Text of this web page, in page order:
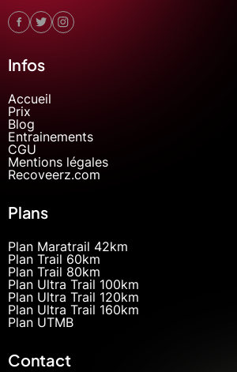
Infos
Accueil
Prix
Blog
Entrainements
CGU
Mentions légales
Recoveerz.com
Plans
Plan Maratrail 42km
Plan Trail 60km
Plan Trail 80km
Plan Ultra Trail 100km
Plan Ultra Trail 120km
Plan Ultra Trail 160km
Plan UTMB
Contact